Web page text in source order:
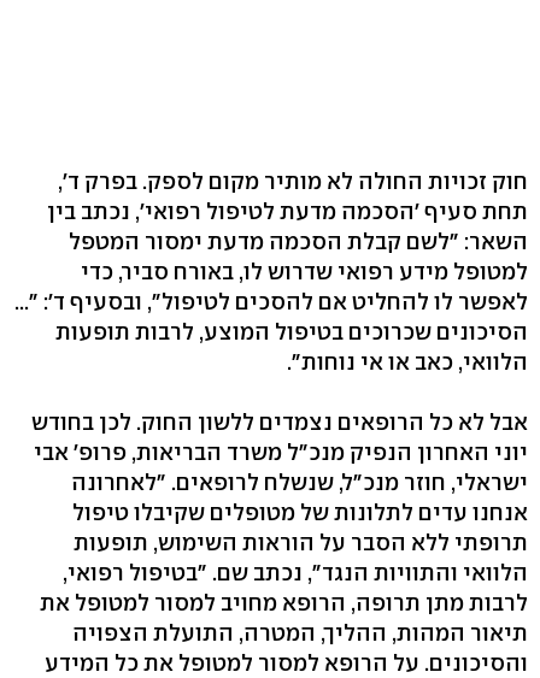
חוק זכויות החולה לא מותיר מקום לספק. בפרק ד׳,
תחת סעיף ׳הסכמה מדעת לטיפול רפואי׳, נכתב בין
השאר: "לשם קבלת הסכמה מדעת ימסור המטפל
למטופל מידע רפואי שדרוש לו, באורח סביר, כדי
הסיכונים שכרוכים בטיפול המוצע, לרבות תופעות
הלוואי, כאב או אי נוחות".
אבל לא כל הרופאים נצמדים ללשון החוק. לכן בחודש
יוני האחרון הנפיק מנכ"ל משרד הבריאות, פרופ׳ אבי
ישראלי, חוזר מנכ"ל, שנשלח לרופאים. "לאחרונה
אנחנו עדים לתלונות של מטופלים שקיבלו טיפול
תרופתי ללא הסבר על הוראות השימוש, תופעות
הלוואי והתוויות הנגד‭,"‬ נכתב שם. "בטיפול רפואי,
לרבות מתן תרופה, הרופא מחויב למסור למטופל את
תיאור המהות, ההליך, המטרה, התועלת הצפויה
והסיכונים. על הרופא למסור למטופל את כל המידע